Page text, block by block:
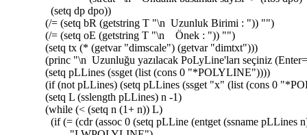
(setq dp dpo))
(/= (setq bR (getstring T "\n Uzunluk Birimi : ")) "")
(/= (setq oE (getstring T "\n Önek : ")) "")
(setq tx (* (getvar "dimscale") (getvar "dimtxt")))
(princ "\n Uzunluğu yazılacak PoLyLine'ları seçiniz
(setq pLLines (ssget (list (cons 0 "*POLYLINE"))))
(if (not pLLines) (setq pLLines (ssget "x" (list (cons 0
(setq L (sslength pLLines) n -1)
(while (< (setq n (1+ n)) L)
(if (= (cdr (assoc 0 (setq pLLine (entget (ssname pLLines